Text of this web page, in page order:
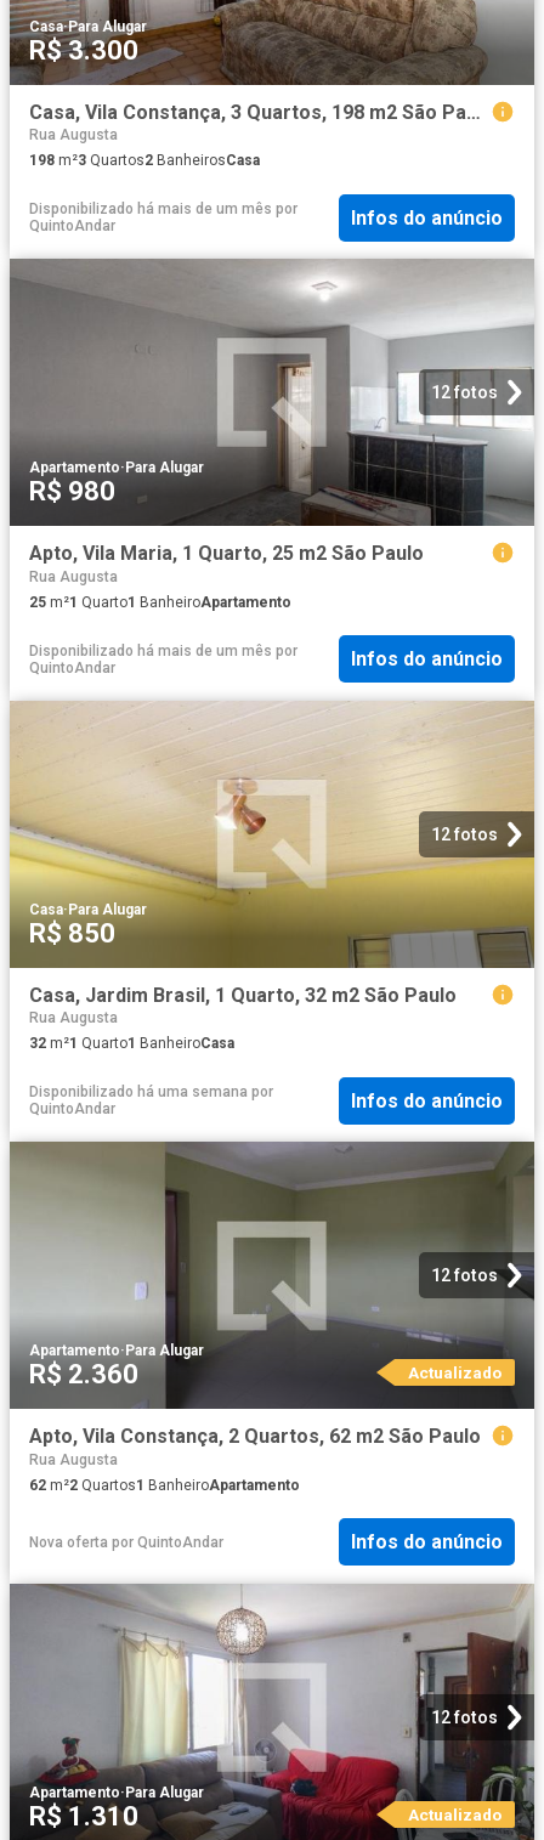
Casa·Para Alugar
R$ 3.300
Casa, Vila Constança, 3 Quartos, 198 m2 São Paulo
Rua Augusta
198 m²3 Quartos2 BanheirosCasa
Disponibilizado há mais de um mês por
QuintoAndar
Infos do anúncio
12 fotos
Apartamento· Para Alugar
R$ 980
Apto, Vila Maria, 1 Quarto, 25 m2 São Paulo
Rua Augusta
25 m²1 Quarto1 BanheiroApartamento
Disponibilizado há mais de um mês por
QuintoAndar
Infos do anúncio
12 fotos
Casa·Para Alugar
R$ 850
Casa, Jardim Brasil, 1 Quarto, 32 m2 São Paulo
Rua Augusta
32 m²1 Quarto1 BanheiroCasa
Disponibilizado há uma semana por
QuintoAndar
Infos do anúncio
12 fotos
Apartamento· Para Alugar
R$ 2.360 Actualizado
Apto, Vila Constança, 2 Quartos, 62 m2 São Paulo
Rua Augusta
62 m²2 Quartos1 BanheiroApartamento
Nova oferta por QuintoAndar Infos do anúncio
12 fotos
Apartamento·Para Alugar
R$ 1.310 Actualizado